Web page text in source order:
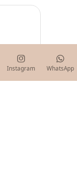
Instagram WhatsApp